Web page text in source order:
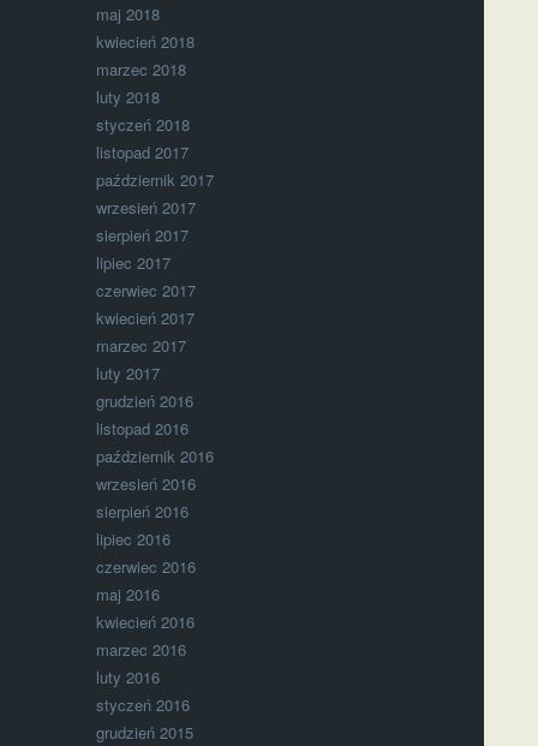
maj 2018
kwiecień 2018
marzec 2018
luty 2018
styczeń 2018
listopad 2017
październik 2017
wrzesień 2017
sierpień 2017
lipiec 2017
czerwiec 2017
kwiecień 2017
marzec 2017
luty 2017
grudzień 2016
listopad 2016
październik 2016
wrzesień 2016
sierpień 2016
lipiec 2016
czerwiec 2016
maj 2016
kwiecień 2016
marzec 2016
luty 2016
styczeń 2016
grudzień 2015